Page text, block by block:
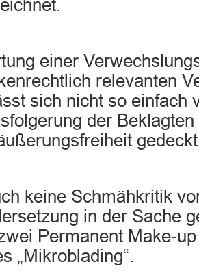
einer
relevanten
sich nicht so einfach
der
keine Schmähkritik
in der Sache
Permanent Make-
„Mikroblading“.